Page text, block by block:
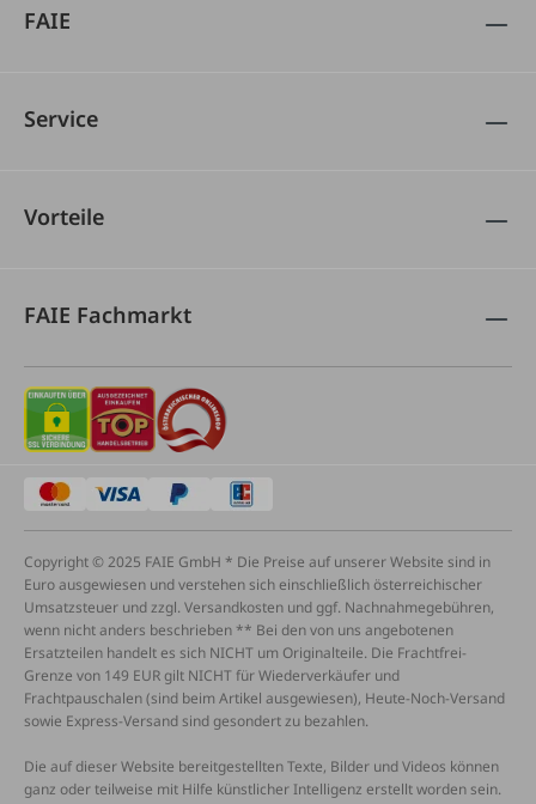
FAIE
Service
Vorteile
FAIE Fachmarkt
Copyright © 2025 FAIE GmbH * Die Preise auf unserer Website sind in
Euro ausgewiesen und verstehen sich einschließlich österreichischer
Umsatzsteuer und zzgl. Versandkosten und ggf. Nachnahmegebühren,
wenn nicht anders beschrieben ** Bei den von uns angebotenen
Ersatzteilen handelt es sich NICHT um Originalteile. Die Frachtfrei-
Grenze von 149 EUR gilt NICHT für Wiederverkäufer und
Frachtpauschalen (sind beim Artikel ausgewiesen), Heute-Noch-Versand
sowie Express-Versand sind gesondert zu bezahlen.
Die auf dieser Website bereitgestellten Texte, Bilder und Videos können
ganz oder teilweise mit Hilfe künstlicher Intelligenz erstellt worden sein.